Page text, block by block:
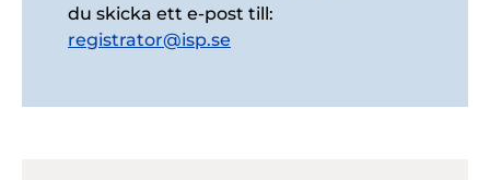
du skicka ett e-post till:
registrator@isp.se